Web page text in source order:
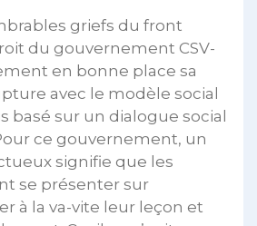
griefs du front
du gouvernement CSV-
en bonne place sa
avec le modèle social
basé sur un dialogue social
ce gouvernement, un
signifie que les
se présenter sur
à la va-vite leur leçon et